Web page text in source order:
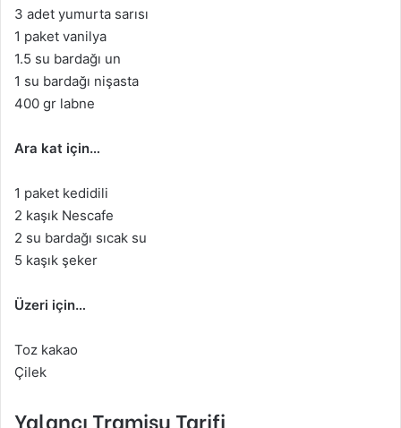
3 adet yumurta sarısı
1 paket vanilya
1.5 su bardağı un
1 su bardağı nişasta
400 gr labne
Ara kat için…
1 paket kedidili
2 kaşık Nescafe
2 su bardağı sıcak su
5 kaşık şeker
Üzeri için…
Toz kakao
Çilek
Yalancı Tramisu Tarifi